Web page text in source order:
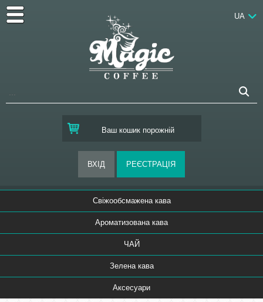
Ваш кошик порожній
UA
Свіжообсмажена кава
Ароматизована кава
ЧАЙ
Зелена кава
Аксесуари